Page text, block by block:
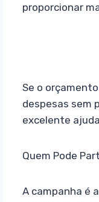
proporcionar
Se o
despesas sem
excelente
Quem Pode
A campanha é